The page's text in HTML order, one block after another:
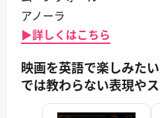
アノーラ
▶詳しくはこちら
映画を英語で楽しみた
では教わらない表現や